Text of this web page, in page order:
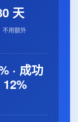
天
不用额外
· 成功